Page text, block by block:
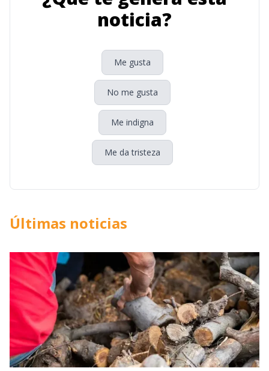
noticia?
Me gusta
No me gusta
Me indigna
Me da tristeza
Últimas noticias